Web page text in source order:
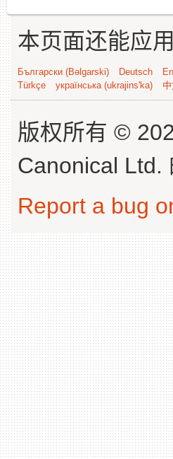
本页面还能应
Български (Bəlgarski) Deutsch
Türkçe
українська (ukrajins'ka)
版权所有 ©
Canonical Ltd.
Report a bug